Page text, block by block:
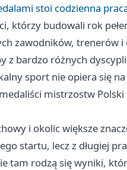
stoi codzienna
którzy budowali rok
zawodników, trenerów i
z bardzo różnych
sport nie opiera się
mistrzostw
i okolic większe
startu, lecz z długiej
tam rodzą się wyniki,